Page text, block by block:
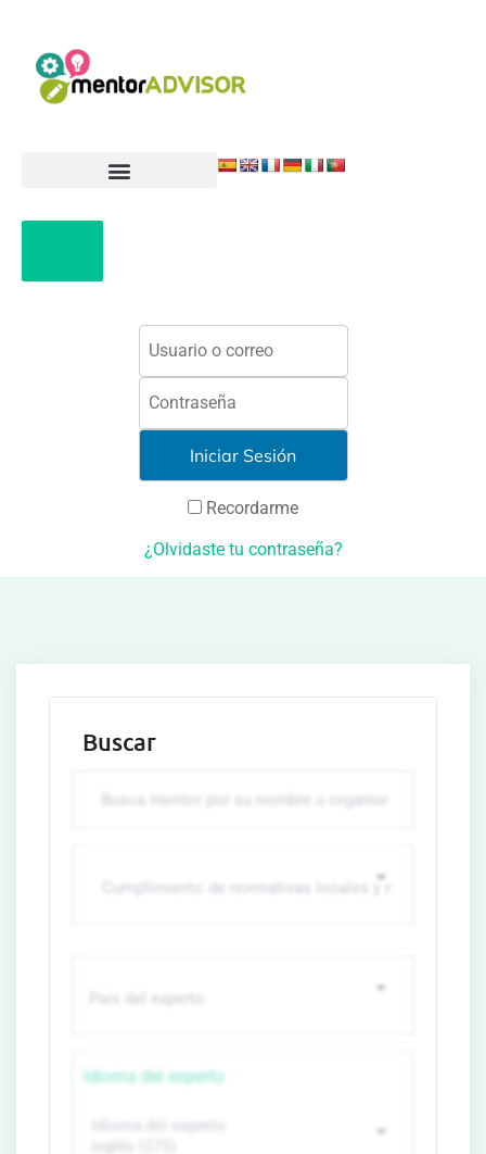
Recordarme
¿Olvidaste tu contraseña?
Buscar
Idioma del experto